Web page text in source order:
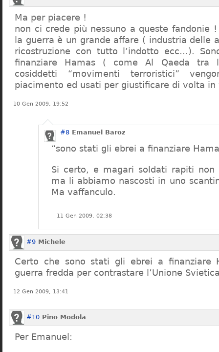
Ma per piacere !
non ci crede più nessuno a queste fandonie
la guerra è un grande affare ( industria delle
ricostruzione con tutto l’indotto ecc…).
finanziare Hamas ( come Al Qaeda tra
cosiddetti “movimenti terroristici”
piacimento ed usati per giustificare di volta
10 Gen 2009, 19:52
#8 Emanuel Baroz
“sono stati gli ebrei a finanziare
Si certo, e magari soldati rapiti non
ma li abbiamo nascosti in uno
Ma vaffanculo.
11 Gen 2009, 02:38
#9 Michele
Certo che sono stati gli ebrei a finanziare
guerra fredda per contrastare l’Unione
12 Gen 2009, 13:41
#10 Pino Modola
Per Emanuel: